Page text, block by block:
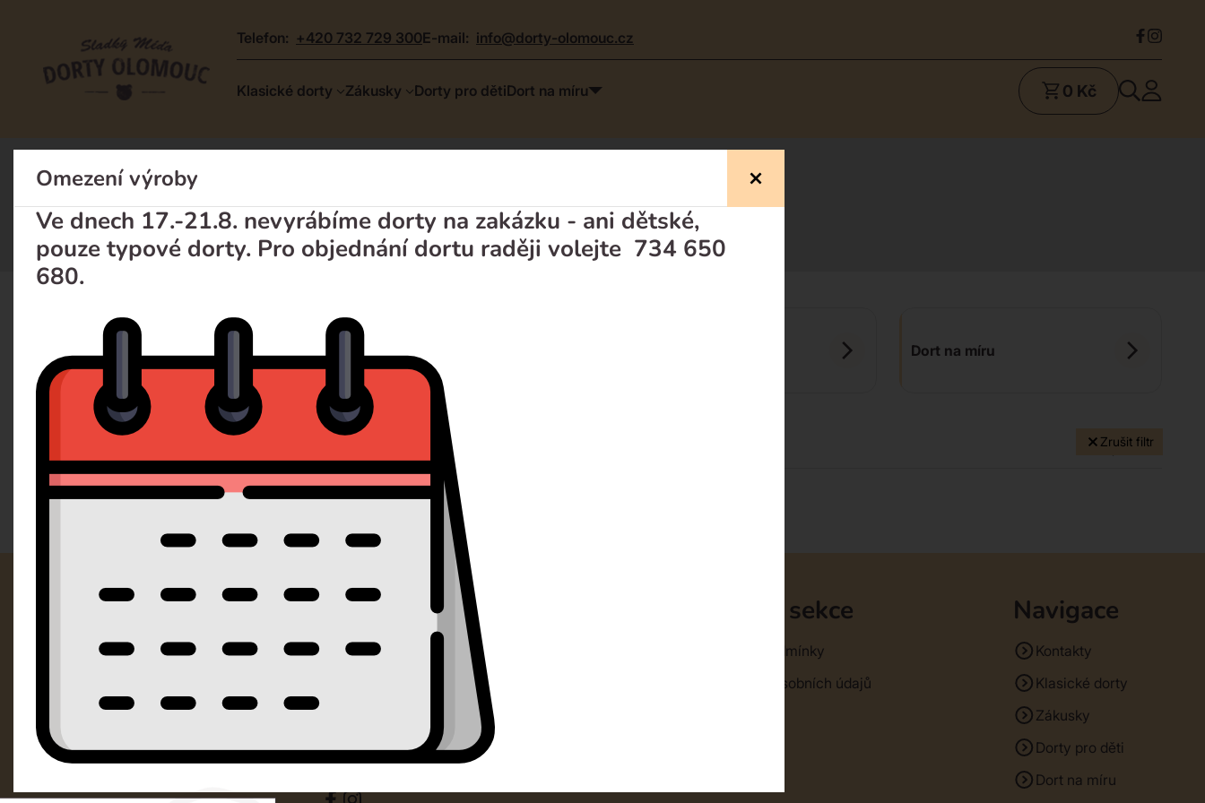
Dorty
dorty
a
poctivá
cukrárna
telefon: +420 732 729 300 e-mail: info@dorty-olomouc.cz
Klasické dorty Zákusky Dorty pro dětiDort na míru 0 Kč
Dort na míru
Dort na míru: je zlevněno, novinka
Klasické dorty Zákusky Dort na míru
Zrušit filtr
0 produktů
Kontakty
SM Dorty Olomouc s.r.o.
Mošnerova 1318/14A 77900 Olomouc
+420 732 729 300
info@dorty-olomouc.cz
Klientská sekce
Obchodní podmínky
Zpracování osobních údajů
Navigace
Kontakty
Klasické dorty
Zákusky
Dorty pro děti
Dort na míru
Omezení výroby
Ve dnech 17.-21.8. nevyrábíme dorty na zakázku - ani dětské,
pouze typové dorty. Pro objednání dortu raději volejte 734 650
680.